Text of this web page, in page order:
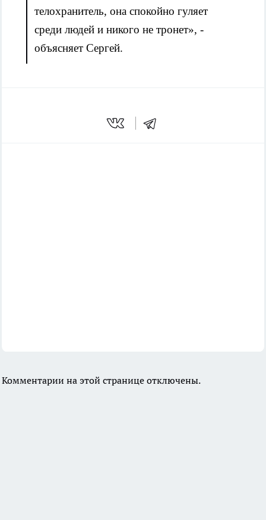
телохранитель, она спокойно гуляет
среди людей и никого не тронет», -
объясняет Сергей.
Комментарии на этой странице отключены.